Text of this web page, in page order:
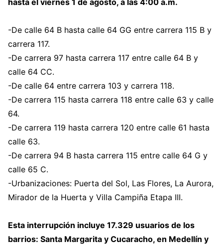
hasta el viernes 1 de agosto, a las 4:00 a.m.
-De calle 64 B hasta calle 64 GG entre carrera 115 B y
carrera 117.
-De carrera 97 hasta carrera 117 entre calle 64 B y
calle 64 CC.
-De calle 64 entre carrera 103 y carrera 118.
-De carrera 115 hasta carrera 118 entre calle 63 y calle
64.
-De carrera 119 hasta carrera 120 entre calle 61 hasta
calle 63.
-De carrera 94 B hasta carrera 115 entre calle 64 G y
calle 65 C.
-Urbanizaciones: Puerta del Sol, Las Flores, La Aurora,
Mirador de la Huerta y Villa Campiña Etapa III.
Esta interrupción incluye 17.329 usuarios de los
barrios: Santa Margarita y Cucaracho, en Medellín y